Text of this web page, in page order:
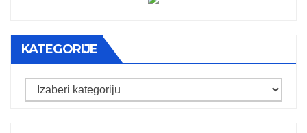
KATEGORIJE
Kategorije